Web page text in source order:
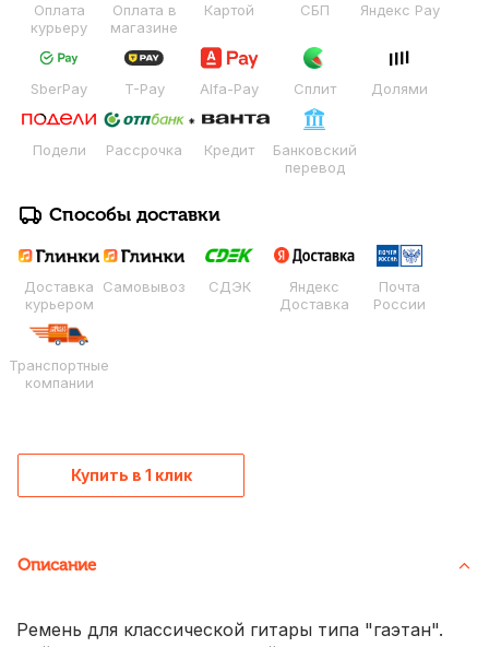
Оплата
курьеру
Оплата в
магазине
Картой СБП Яндекс Pay
SberPay T-Pay Alfa-Pay Сплит Долями
Подели Рассрочка Кредит
Банковский
перевод
Способы доставки
Доставка
курьером
Самовывоз СДЭК
Яндекс
Доставка
Почта
России
Транспортные
компании
Купить в 1 клик
Описание
Ремень для классической гитары типа "гаэтан".